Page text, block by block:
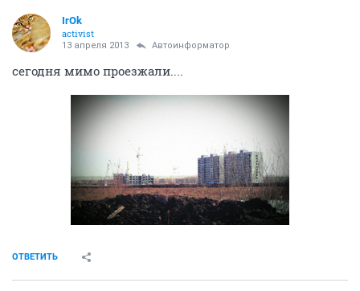
IrOk
activist
13 апреля 2013 Автоинформатор
сегодня мимо проезжали....
ОТВЕТИТЬ